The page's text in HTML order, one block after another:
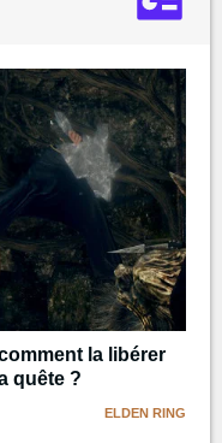
la libérer
quête ?
ELDEN RING